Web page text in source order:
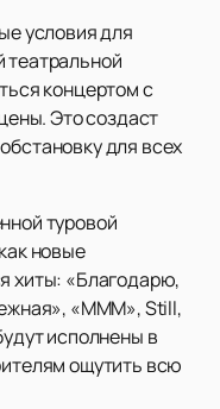
условия для
театральной
концертом с
Это создаст
для всех
туровой
новые
хиты: «Благодарю,
«МММ», Still,
исполнены в
ощутить всю